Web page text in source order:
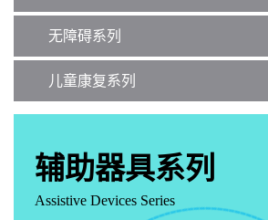
无障碍系列
儿童康复系列
辅助器具系列
Assistive Devices Series